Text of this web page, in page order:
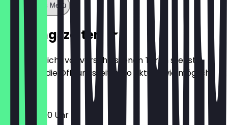
Zeige ganzes Menü
Öffnungszeiten
Damit du nicht vor verschlossenen Türen stehst,
halten wir die Öffnungszeiten so aktuell wie möglich.
12:00 - 22:00 Uhr